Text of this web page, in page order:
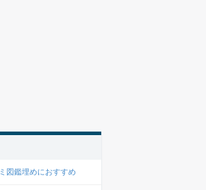
図鑑埋めにおすすめ